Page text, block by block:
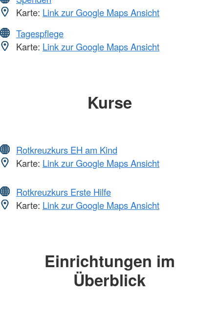
Karte: Link zur Google Maps Ansicht
Tagespflege
Karte: Link zur Google Maps Ansicht
Kurse
Rotkreuzkurs EH am Kind
Karte: Link zur Google Maps Ansicht
Rotkreuzkurs Erste Hilfe
Karte: Link zur Google Maps Ansicht
Einrichtungen im
Überblick